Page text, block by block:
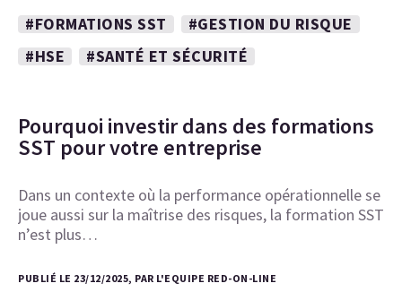
#FORMATIONS SST
#GESTION DU RISQUE
#HSE
#SANTÉ ET SÉCURITÉ
Pourquoi investir dans des formations
SST pour votre entreprise
Dans un contexte où la performance opérationnelle se
joue aussi sur la maîtrise des risques, la formation SST
n’est plus…
PUBLIÉ LE 23/12/2025, PAR L'EQUIPE RED-ON-LINE